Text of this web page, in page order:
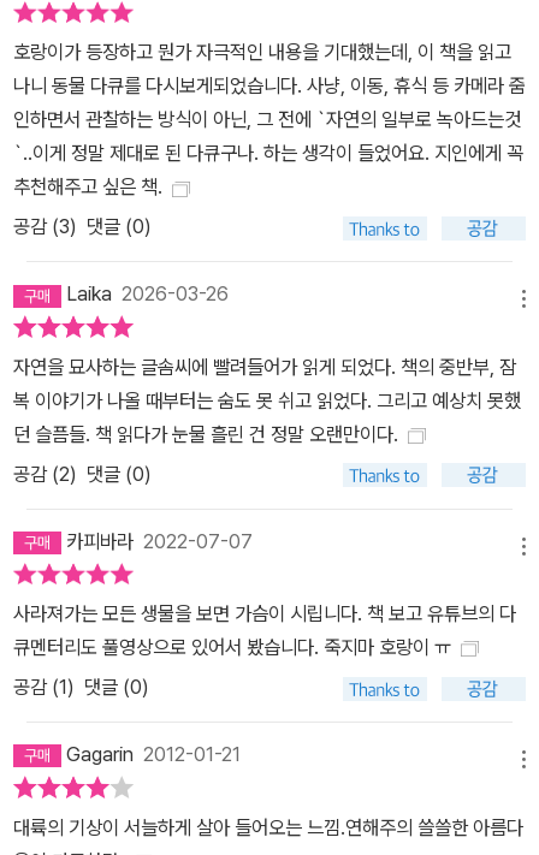
며, 나머지 한 해의 절반은 땅굴 속에서 오지 않는 호랑이를 끝없이 기
다리며 때로는 자연에 순응하고 때로는 자연을 원망하며 20년 가까
운 세월을 보내왔다. 그 결과 세계에서 한 시간도 기록되어 있지 않던
야생의 시베리아호랑이를 1000시간 가까이 영상으로 기록하게 되었
고, 육안으로는 영상으로 기록한 시간의 서너 배를 관찰하였다. 이 책
《시베리아의 위대한 영혼》은 영하 30도 혹한의 오지, 한 평짜리 지하
속에서 탄생한 도전과 모험의 기록이며 불멸의 대서시다! 오랜 기다
도 엄습해 오는 공포에 죽음의 위협을 느끼기도 한다. 비트 밖으로 내
놓은 렌즈의 포커스 링 위에 올려놓은 왼손에 호랑이의 뻣뻣한 수염
이 스치기도 하고, 비트 위에 호랑이가 올라서는 등 극한의 공포 속에
놓여도 소리 지르지도 도망가지도 못하는 상황들을 경험한다. 또한
호랑이들의 탄생과 죽음, 인간의 잔혹한 밀렵 현장 등을 목격하며 호
랑이에 대한 무한한 애정을 품게 된다. 인간에게 어떤 해악도 먼저 끼
치지 않는 호랑이가 왜 인간에 의해 지구상에서 사라져가야만 하는
가? 시베리아호랑이를 찾아가는 이 극적이고 경이로운 책을 통하여
시베리아호랑이들의 삶이 정상으로 돌아갈 수 있기를 희망한다.
호랑이가 등장하고 뭔가 자극적인 내용을 기대했는데, 이 책을 읽고
나니 동물 다큐를 다시보게되었습니다. 사냥, 이동, 휴식 등 카메라 줌
인하면서 관찰하는 방식이 아닌, 그 전에 `자연의 일부로 녹아드는것
`..이게 정말 제대로 된 다큐구나. 하는 생각이 들었어요. 지인에게 꼭
추천해주고 싶은 책.
공감 (3) 댓글 (0)
Laika 2026-03-26
자연을 묘사하는 글솜씨에 빨려들어가 읽게 되었다. 책의 중반부, 잠
복 이야기가 나올 때부터는 숨도 못 쉬고 읽었다. 그리고 예상치 못했
던 슬픔들. 책 읽다가 눈물 흘린 건 정말 오랜만이다.
공감 (2) 댓글 (0)
카피바라 2022-07-07
사라져가는 모든 생물을 보면 가슴이 시립니다. 책 보고 유튜브의 다
큐멘터리도 풀영상으로 있어서 봤습니다. 죽지마 호랑이 ㅠ
공감 (1) 댓글 (0)
Gagarin 2012-01-21
대륙의 기상이 서늘하게 살아 들어오는 느낌.연해주의 쓸쓸한 아름다